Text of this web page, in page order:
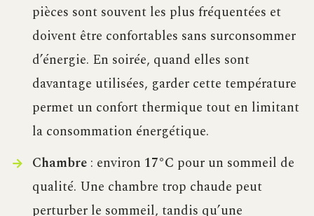
pièces sont souvent les plus fréquentées et
doivent être confortables sans surconsommer
d’énergie. En soirée, quand elles sont
davantage utilisées, garder cette température
permet un confort thermique tout en limitant
la consommation énergétique.
Chambre: environ 17°C pour un sommeil de
qualité. Une chambre trop chaude peut
perturber le sommeil, tandis qu’une